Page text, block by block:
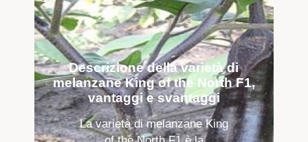
Descrizione della varietà di
melanzane King of the North F1,
vantaggi e svantaggi
La varietà di melanzane King